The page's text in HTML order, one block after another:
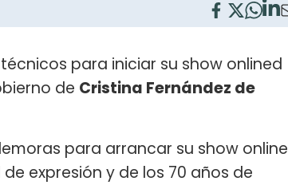
para iniciar su show onlined
de Cristina Fernández de
para arrancar su show online
expresión y de los 70 años de